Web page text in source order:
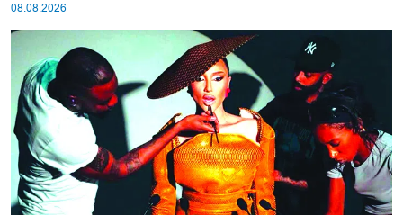
08.08.2026